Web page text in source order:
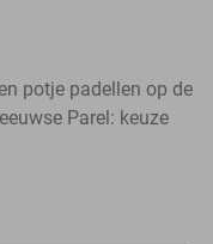
potje padellen op de
Parel: keuze